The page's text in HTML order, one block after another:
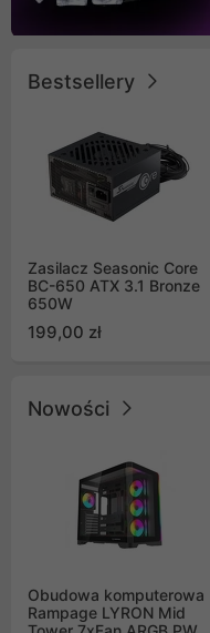
Bestsellery
Zasilacz Seasonic Core
BC-650 ATX 3.1 Bronze
650W
199,00 zł
Nowości
Obudowa komputerowa
Rampage LYRON Mid